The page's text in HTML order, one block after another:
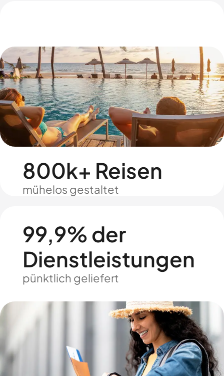
800k+ Reisen
mühelos gestaltet
99,9% der
Dienstleistungen
pünktlich geliefert